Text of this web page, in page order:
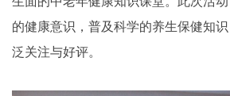
的健康意识，普及科学的养生保健知
泛关注与好评。